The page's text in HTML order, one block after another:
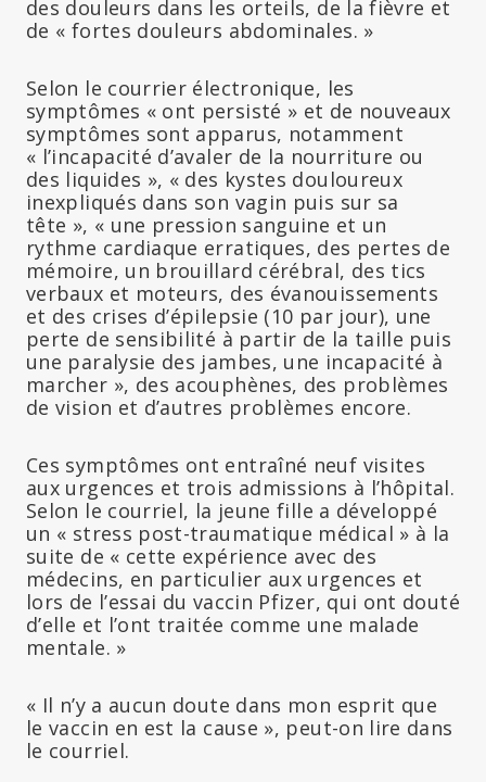
des douleurs dans les orteils, de la fièvre et
de « fortes douleurs abdominales. »
Selon le courrier électronique, les
symptômes « ont persisté » et de nouveaux
symptômes sont apparus, notamment
« l’incapacité d’avaler de la nourriture ou
des liquides », « des kystes douloureux
inexpliqués dans son vagin puis sur sa
tête », « une pression sanguine et un
rythme cardiaque erratiques, des pertes de
mémoire, un brouillard cérébral, des tics
verbaux et moteurs, des évanouissements
et des crises d’épilepsie (10 par jour), une
perte de sensibilité à partir de la taille puis
une paralysie des jambes, une incapacité à
marcher », des acouphènes, des problèmes
de vision et d’autres problèmes encore.
Ces symptômes ont entraîné neuf visites
aux urgences et trois admissions à l’hôpital.
Selon le courriel, la jeune fille a développé
un « stress post-traumatique médical » à la
suite de « cette expérience avec des
médecins, en particulier aux urgences et
lors de l’essai du vaccin Pfizer, qui ont douté
d’elle et l’ont traitée comme une malade
mentale. »
« Il n’y a aucun doute dans mon esprit que
le vaccin en est la cause », peut-on lire dans
le courriel.